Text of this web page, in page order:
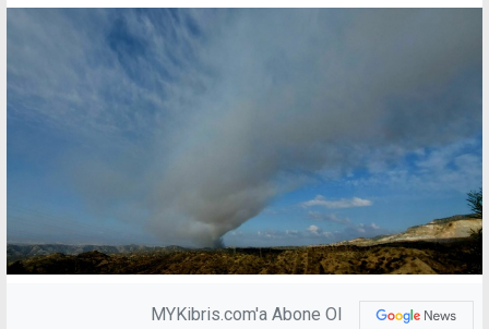
MYKibris.com'a Abone Ol